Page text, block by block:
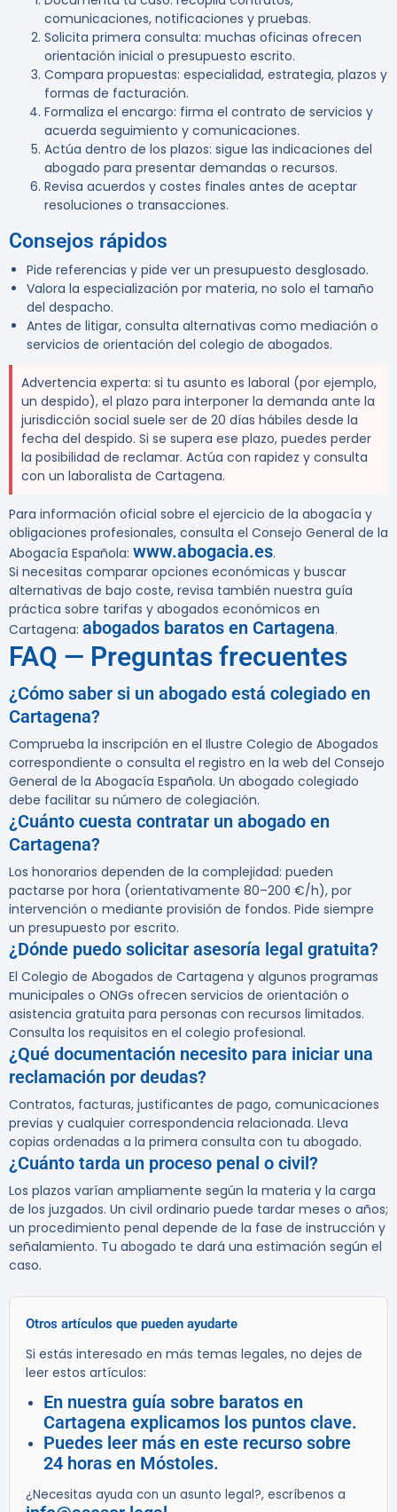
comunicaciones, notificaciones y pruebas.
Solicita primera consulta: muchas oficinas ofrecen
orientación inicial o presupuesto escrito.
Compara propuestas: especialidad, estrategia, plazos y
formas de facturación.
Formaliza el encargo: firma el contrato de servicios y
acuerda seguimiento y comunicaciones.
Actúa dentro de los plazos: sigue las indicaciones del
abogado para presentar demandas o recursos.
Revisa acuerdos y costes finales antes de aceptar
resoluciones o transacciones.
Consejos rápidos
Pide referencias y pide ver un presupuesto desglosado.
Valora la especialización por materia, no solo el tamaño
del despacho.
Antes de litigar, consulta alternativas como mediación o
servicios de orientación del colegio de abogados.
Advertencia experta: si tu asunto es laboral (por ejemplo,
un despido), el plazo para interponer la demanda ante la
jurisdicción social suele ser de 20 días hábiles desde la
fecha del despido. Si se supera ese plazo, puedes perder
la posibilidad de reclamar. Actúa con rapidez y consulta
con un laboralista de Cartagena.
Para información oficial sobre el ejercicio de la abogacía y
obligaciones profesionales, consulta el Consejo General de la
Abogacía Española: www.abogacia.es.
Si necesitas comparar opciones económicas y buscar
alternativas de bajo coste, revisa también nuestra guía
práctica sobre tarifas y abogados económicos en
Cartagena: abogados baratos en Cartagena.
FAQ — Preguntas frecuentes
¿Cómo saber si un abogado está colegiado en
Cartagena?
Comprueba la inscripción en el Ilustre Colegio de Abogados
correspondiente o consulta el registro en la web del Consejo
General de la Abogacía Española. Un abogado colegiado
debe facilitar su número de colegiación.
¿Cuánto cuesta contratar un abogado en
Cartagena?
Los honorarios dependen de la complejidad: pueden
pactarse por hora (orientativamente 80–200 €/h), por
intervención o mediante provisión de fondos. Pide siempre
un presupuesto por escrito.
¿Dónde puedo solicitar asesoría legal gratuita?
El Colegio de Abogados de Cartagena y algunos programas
municipales o ONGs ofrecen servicios de orientación o
asistencia gratuita para personas con recursos limitados.
Consulta los requisitos en el colegio profesional.
¿Qué documentación necesito para iniciar una
reclamación por deudas?
Contratos, facturas, justificantes de pago, comunicaciones
previas y cualquier correspondencia relacionada. Lleva
copias ordenadas a la primera consulta con tu abogado.
¿Cuánto tarda un proceso penal o civil?
Los plazos varían ampliamente según la materia y la carga
de los juzgados. Un civil ordinario puede tardar meses o años;
un procedimiento penal depende de la fase de instrucción y
señalamiento. Tu abogado te dará una estimación según el
caso.
Otros artículos que pueden ayudarte
Si estás interesado en más temas legales, no dejes de
leer estos artículos:
En nuestra guía sobre baratos en
Cartagena explicamos los puntos clave.
Puedes leer más en este recurso sobre
24 horas en Móstoles.
¿Necesitas ayuda con un asunto legal?, escríbenos a